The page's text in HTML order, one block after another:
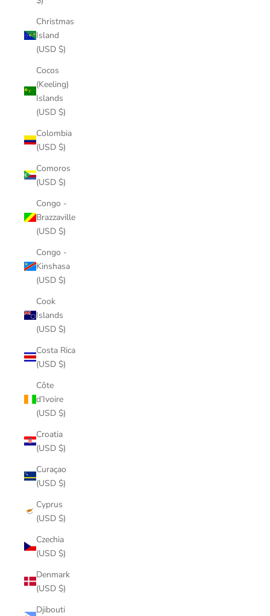
Christmas
Island
(USD $)
Cocos
(Keeling)
Islands
(USD $)
Colombia
(USD $)
Comoros
(USD $)
Congo -
Brazzaville
(USD $)
Congo -
Kinshasa
(USD $)
Cook
Islands
(USD $)
Costa Rica
(USD $)
Côte
d’Ivoire
(USD $)
Croatia
(USD $)
Curaçao
(USD $)
Cyprus
(USD $)
Czechia
(USD $)
Denmark
(USD $)
Djibouti